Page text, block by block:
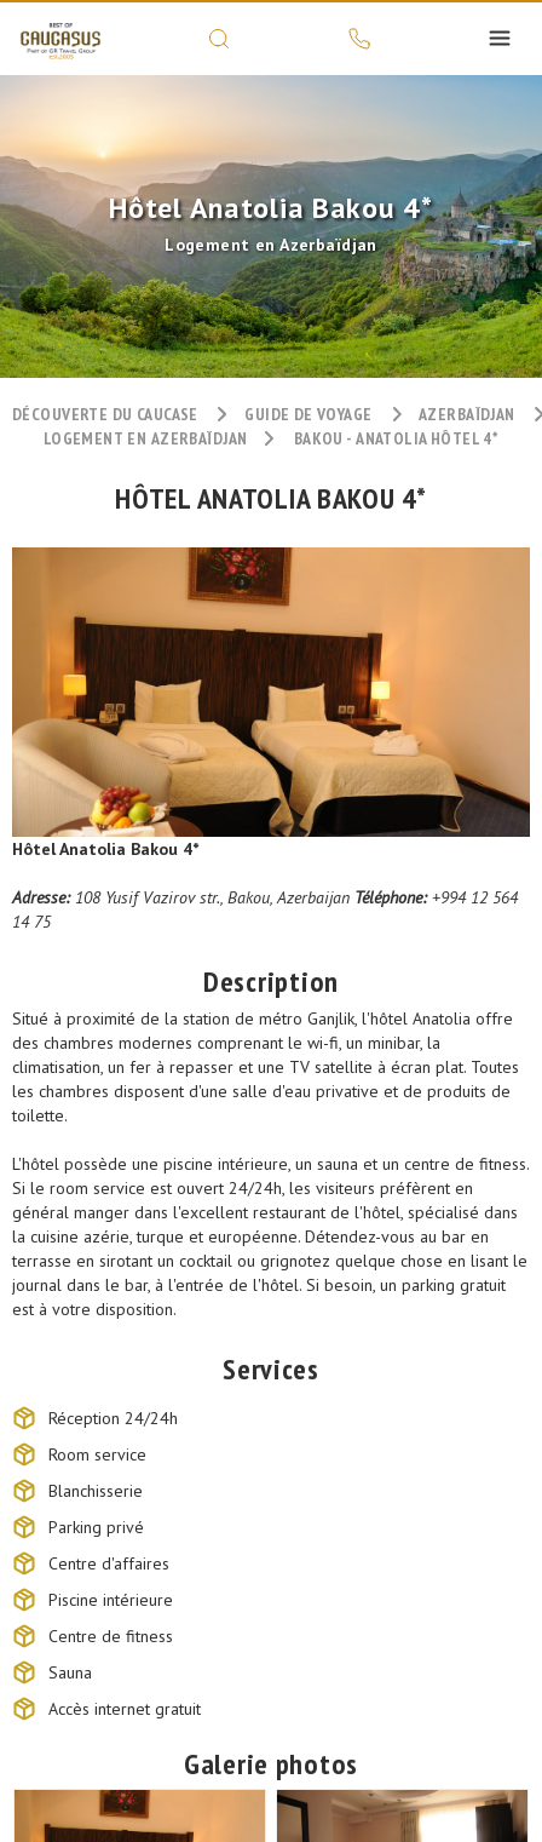
Hôtel Anatolia Bakou 4*
Logement en Azerbaïdjan
DÉCOUVERTE DU CAUCASE GUIDE DE VOYAGE
AZERBAÏDJAN
LOGEMENT EN AZERBAÏDJAN
BAKOU - ANATOLIA HÔTEL 4*
HÔTEL ANATOLIA BAKOU 4*
Hôtel Anatolia Bakou 4*
Adresse:108 Yusif Vazirov str., Bakou, Azerbaijan Téléphone:+994 12 564
14 75
Description
Situé à proximité de la station de métro Ganjlik, l'hôtel Anatolia offre
des chambres modernes comprenant le wi-fi, un minibar, la
climatisation, un fer à repasser et une TV satellite à écran plat. Toutes
les chambres disposent d'une salle d'eau privative et de produits de
toilette.
L'hôtel possède une piscine intérieure, un sauna et un centre de fitness.
Si le room service est ouvert 24/24h, les visiteurs préfèrent en
général manger dans l'excellent restaurant de l'hôtel, spécialisé dans
la cuisine azérie, turque et européenne. Détendez-vous au bar en
terrasse en sirotant un cocktail ou grignotez quelque chose en lisant le
journal dans le bar, à l'entrée de l'hôtel. Si besoin, un parking gratuit
est à votre disposition.
Services
Réception 24/24h
Room service
Blanchisserie
Parking privé
Centre d'affaires
Piscine intérieure
Centre de fitness
Sauna
Accès internet gratuit
Galerie photos